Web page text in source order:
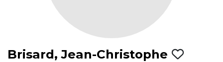
Brisard, Jean-Christophe